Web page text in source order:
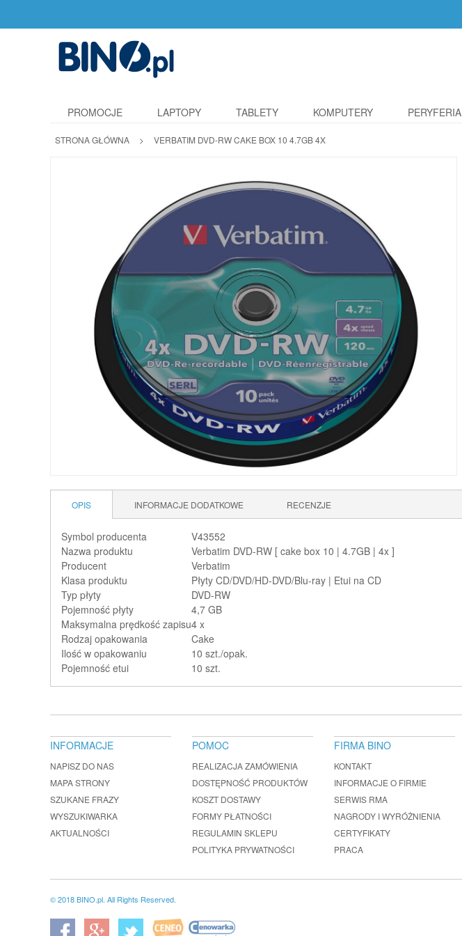
PROMOCJE LAPTOPY TABLETY KOMPUTERY PERYFERIA
STRONA GŁÓWNA > VERBATIM DVD-RW CAKE BOX 10 4.7GB 4X
OPIS INFORMACJE DODATKOWE RECENZJE
Symbol producenta
V43552
Nazwa produktu
Verbatim DVD-RW [ cake box 10 | 4.7GB | 4x ]
Producent
Verbatim
Klasa produktu
Płyty CD/DVD/HD-DVD/Blu-ray | Etui na CD
Typ płyty
DVD-RW
Pojemność płyty
4,7 GB
Maksymalna prędkość zapisu4 x
Rodzaj opakowania
Cake
Ilość w opakowaniu
10 szt./opak.
Pojemność etui
10 szt.
INFORMACJE
NAPISZ DO NAS
MAPA STRONY
SZUKANE FRAZY
WYSZUKIWARKA
AKTUALNOŚCI
POMOC
REALIZACJA ZAMÓWIENIA
DOSTĘPNOŚĆ PRODUKTÓW
KOSZT DOSTAWY
FORMY PŁATNOŚCI
REGULAMIN SKLEPU
POLITYKA PRYWATNOŚCI
FIRMA BINO
KONTAKT
INFORMACJE O FIRMIE
SERWIS RMA
NAGRODY I WYRÓŻNIENIA
CERTYFIKATY
PRACA
© 2018 BINO.pl. All Rights Reserved.